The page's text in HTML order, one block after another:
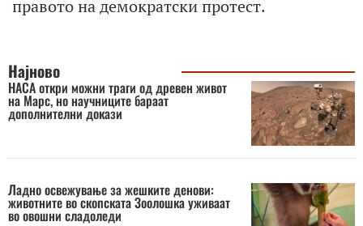
правото на демократски протест.
Најново
НАСА откри можни траги од древен живот
на Марс, но научниците бараат
дополнителни докази
Ладно освежување за жешките денови:
животните во скопската Зоолошка уживаат
во овошни сладоледи